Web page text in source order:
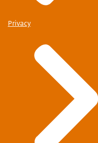
Privacy